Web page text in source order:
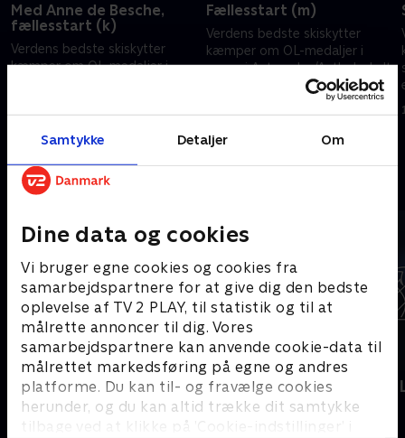
Samtykke Detaljer Om
Dine data og cookies
Vi bruger egne cookies og cookies fra
samarbejdspartnere for at give dig den bedste
oplevelse af TV 2 PLAY, til statistik og til at
målrette annoncer til dig. Vores
samarbejdspartnere kan anvende cookie-data til
målrettet markedsføring på egne og andres
platforme. Du kan til- og fravælge cookies
herunder, og du kan altid trække dit samtykke
tilbage ved at klikke på ’Cookie-indstillinger’ i
Med Anne de Besche,
fællesstart (k)
Verdens bedste skiskytter
kæmper om OL-medaljer i
discipliner og derfor 33
medaljer at kæmpe om.
Fællesstart (m)
Verdens bedste skiskytter
kæmper om OL-medaljer i
sneen i Anterselva/Antholz. I alt
er der 11 skiskydnings-
discipliner og derfor 33
medaljer at kæmpe om.
Andre så også
Skiskydning
Skisport
Vinter-OL -
Skisport